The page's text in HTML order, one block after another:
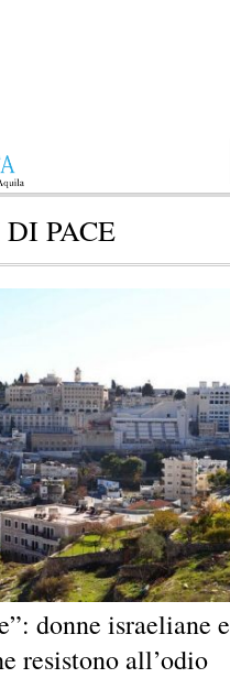
PACE
donne israeliane e
resistono all’odio